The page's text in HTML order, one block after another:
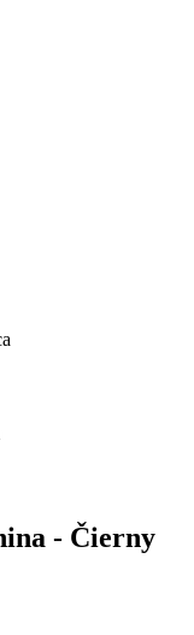
- Čierny